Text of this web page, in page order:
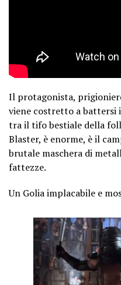
Il protagonista,
viene costretto a battersi
tra il tifo bestiale della
Blaster, è enorme, è il
brutale maschera di
fattezze.
Un Golia implacabile e